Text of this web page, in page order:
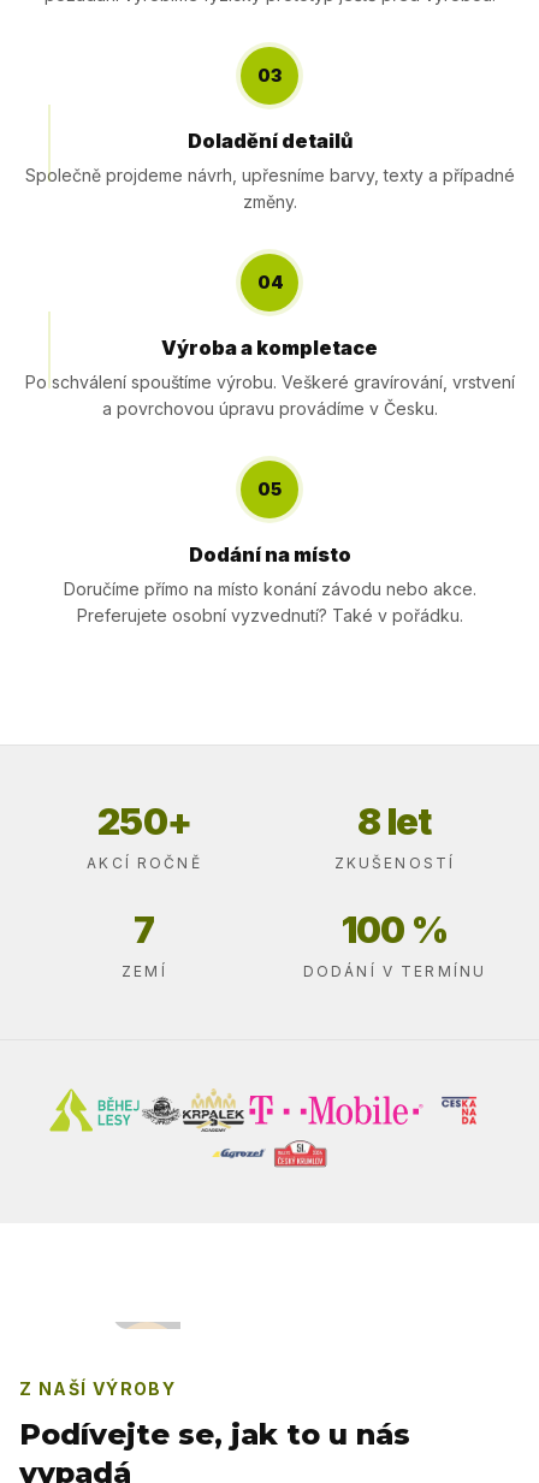
03
Doladění detailů
Společně projdeme návrh, upřesníme barvy, texty a případné
změny.
04
Výroba a kompletace
Po schválení spouštíme výrobu. Veškeré gravírování, vrstvení
a povrchovou úpravu provádíme v Česku.
05
Dodání na místo
Doručíme přímo na místo konání závodu nebo akce.
Preferujete osobní vyzvednutí? Také v pořádku.
250+
AKCÍ ROČNĚ
8 let
ZKUŠENOSTÍ
7
ZEMÍ
100 %
DODÁNÍ V TERMÍNU
Z NAŠÍ VÝROBY
Podívejte se, jak to u nás
vypadá